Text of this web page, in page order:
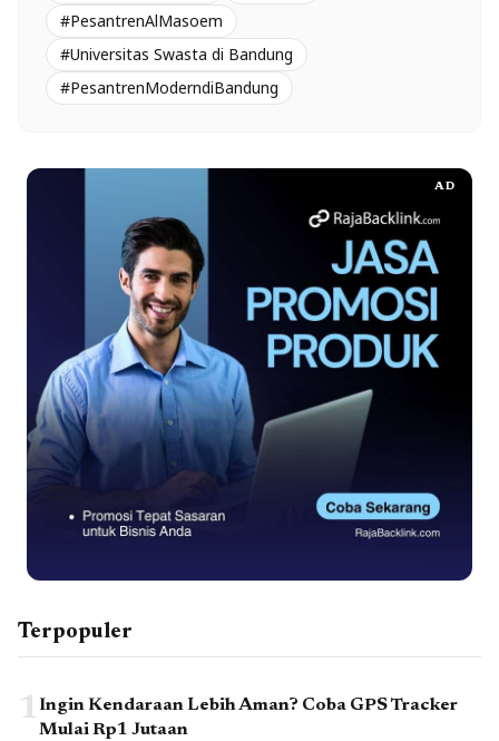
#PesantrenAlMasoem
#Universitas Swasta di Bandung
#PesantrenModerndiBandung
AD
Terpopuler
1Ingin Kendaraan Lebih Aman? Coba GPS Tracker
Mulai Rp1 Jutaan